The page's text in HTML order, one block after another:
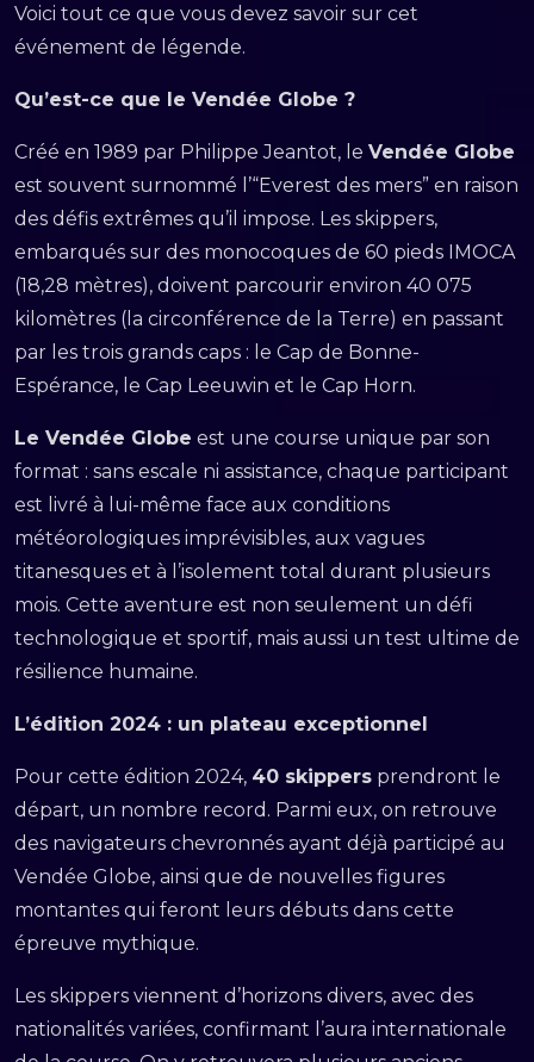
Voici tout ce que vous devez savoir sur cet
événement de légende.
Qu’est-ce que le Vendée Globe ?
Créé en 1989 par Philippe Jeantot, le Vendée Globe
est souvent surnommé l’“Everest des mers” en raison
des défis extrêmes qu’il impose. Les skippers,
embarqués sur des monocoques de 60 pieds IMOCA
(18,28 mètres), doivent parcourir environ 40 075
kilomètres (la circonférence de la Terre) en passant
par les trois grands caps : le Cap de Bonne-
Espérance, le Cap Leeuwin et le Cap Horn.
Le Vendée Globe est une course unique par son
format : sans escale ni assistance, chaque participant
est livré à lui-même face aux conditions
météorologiques imprévisibles, aux vagues
titanesques et à l’isolement total durant plusieurs
mois. Cette aventure est non seulement un défi
technologique et sportif, mais aussi un test ultime de
résilience humaine.
L’édition 2024 : un plateau exceptionnel
Pour cette édition 2024, 40 skippers prendront le
départ, un nombre record. Parmi eux, on retrouve
des navigateurs chevronnés ayant déjà participé au
Vendée Globe, ainsi que de nouvelles figures
montantes qui feront leurs débuts dans cette
épreuve mythique.
Les skippers viennent d’horizons divers, avec des
nationalités variées, confirmant l’aura internationale